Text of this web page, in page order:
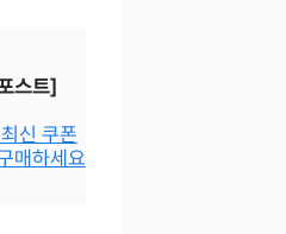
스트]
신 쿠폰
매하세요